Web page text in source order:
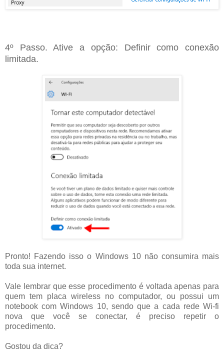
4º Passo. Ative a opção: Definir como conexão
limitada.
Pronto! Fazendo isso o Windows 10 não consumira mais
toda sua internet.
Vale lembrar que esse procedimento é voltada apenas para
quem tem placa wireless no computador, ou possui um
notebook com Windows 10, sendo que a cada rede Wi-fi
nova que você se conectar, é preciso repetir o
procedimento.
Gostou da dica?